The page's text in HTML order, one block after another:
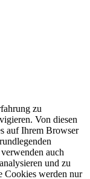
zu
Von diesen
auf Ihrem Browser
auch
und zu
Cookies werden nur